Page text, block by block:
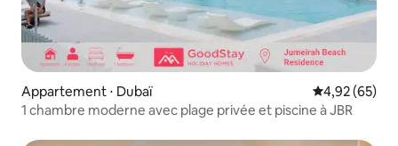
Appartement ⋅ Dubaï Évaluation
4,92 (65)
1 chambre moderne avec plage privée et piscine à JBR